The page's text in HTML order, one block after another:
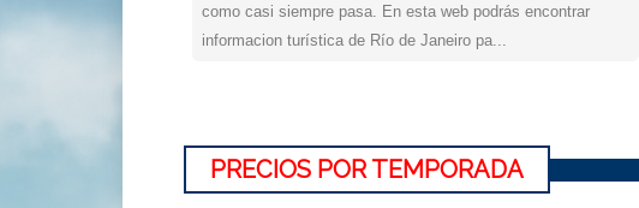
como casi siempre pasa. En esta web podrás encontrar
informacion turística de Río de Janeiro pa...
PRECIOS POR TEMPORADA